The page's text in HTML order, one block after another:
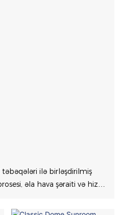
təbəqələri ilə birləşdirilmiş
əla hava şəraiti və hizh